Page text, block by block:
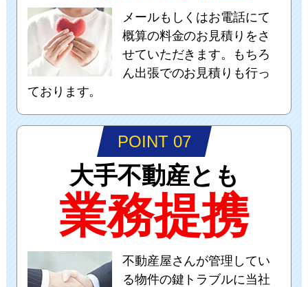
メールもしくはお電話にて
概算の料金のお見積りをさ
せていただきます。もちろ
ん出張でのお見積りも行っ
ております。
POINT 07
大手不動産とも
業務提携
不動産屋さんが管理してい
る物件の鍵トラブルに当社